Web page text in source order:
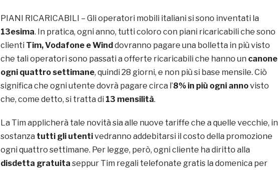
PIANI RICARICABILI – Gli operatori mobili italiani si sono inventati la
13esima. In pratica, ogni anno, tutti coloro con piani ricaricabili che sono
clienti Tim, Vodafone e Wind dovranno pagare una bolletta in più visto
che tali operatori sono passati a offerte ricaricabili che hanno un canone
ogni quattro settimane, quindi 28 giorni, e non più si base mensile. Ciò
significa che ogni utente dovrà pagare circa l’8% in più ogni annovisto
che, come detto, si tratta di 13 mensilità.
La Tim applicherà tale novità sia alle nuove tariffe che a quelle vecchie, in
sostanza tutti gli utentivedranno addebitarsi il costo della promozione
ogni quattro settimane. Per legge, però, ogni cliente ha diritto alla
disdetta gratuita seppur Tim regali telefonate gratis la domenica per